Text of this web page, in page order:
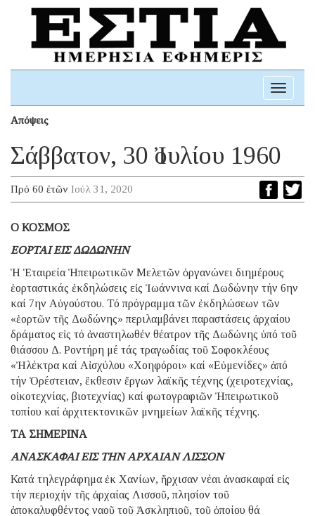
Toggle
Απόψεις
Σάββατον, 30 Ἰουλίου 1960
Πρό 60 ἐτῶν Ιούλ 31, 2020
Ο ΚΟΣΜΟΣ
ΕΟΡΤΑΙ ΕΙΣ ΔΩΔΩΝΗΝ
Ἡ Ἑταιρεία Ἠπειρωτικῶν Μελετῶν ὀργανώνει διημέρους
ἑορταστικάς ἐκδηλώσεις εἰς Ἰωάννινα καί Δωδώνην τήν 6ην
καί 7ην Αὐγούστου. Τό πρόγραμμα τῶν ἐκδηλώσεων τῶν
«ἑορτῶν τῆς Δωδώνης» περιλαμβάνει παραστάσεις ἀρχαίου
δράματος εἰς τό ἀναστηλωθέν θέατρον τῆς Δωδώνης ὑπό τοῦ
θιάσσου Δ. Ροντήρη μέ τάς τραγωδίας τοῦ Σοφοκλέους
«Ἠλέκτρα καί Αἰσχύλου «Χοηφόροι» καί «Εὐμενίδες» ἀπό
τήν Ὀρέστειαν, ἔκθεσιν ἔργων λαϊκῆς τέχνης (χειροτεχνίας,
οἰκοτεχνίας, βιοτεχνίας) καί φωτογραφιῶν Ἠπειρωτικοῦ
τοπίου καί ἀρχιτεκτονικῶν μνημείων λαϊκῆς τέχνης.
ΤΑ ΣΗΜΕΡΙΝΑ
ΑΝΑΣΚΑΦΑΙ ΕΙΣ ΤΗΝ ΑΡΧΑΙΑΝ ΛΙΣΣΟΝ
Κατά τηλεγράφημα ἐκ Χανίων, ἤρχισαν νέαι ἀνασκαφαί εἰς
τήν περιοχήν τῆς ἀρχαίας Λισσοῦ, πλησίον τοῦ
ἀποκαλυφθέντος ναοῦ τοῦ Ἀσκληπιοῦ, τοῦ ὁποίου θά